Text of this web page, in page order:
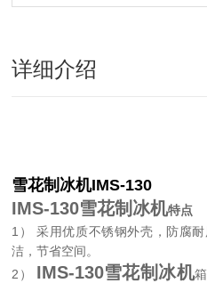
详细介绍
雪花制冰机IMS-130
IMS-130雪花制冰机特点
1） 采用优质不锈钢外壳，防腐
洁，节省空间。
2） IMS-130雪花制冰机